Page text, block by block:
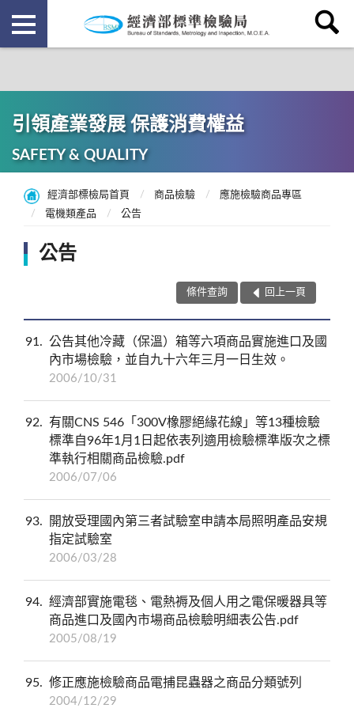
引領產業發展 保護消費權益
SAFETY & QUALITY
經濟部標檢局首頁 商品檢驗
應施檢驗商品專區
電機類產品
公告
公告
條件查詢 回上一頁
91
公告其他冷藏（保溫）箱等六項商品實施進口及國
內市場檢驗，並自九十六年三月一日生效。
2006/10/31
92
有關CNS 546「300V橡膠絕緣花線」等13種檢驗
標準自96年1月1日起依表列適用檢驗標準版次之標
準執行相關商品檢驗.pdf
2006/07/06
93
開放受理國內第三者試驗室申請本局照明產品安規
指定試驗室
2006/03/28
94
經濟部實施電毯、電熱褥及個人用之電保暖器具等
商品進口及國內市場商品檢驗明細表公告.pdf
2005/08/19
95 修正應施檢驗商品電捕昆蟲器之商品分類號列
2004/12/29